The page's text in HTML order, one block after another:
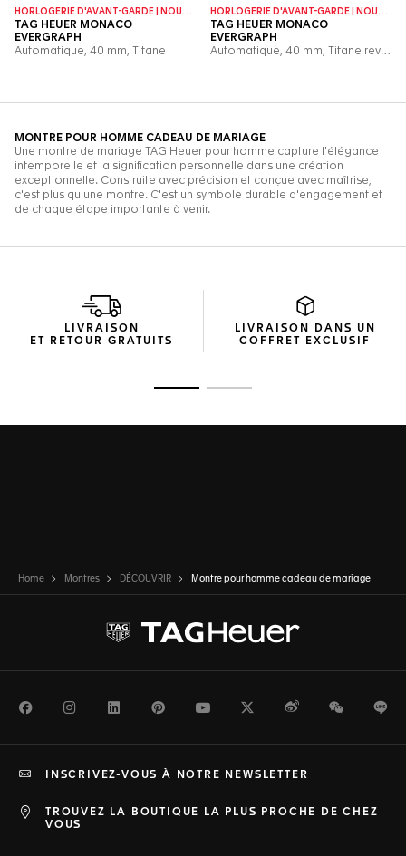
LIVRAISON
ET RETOUR GRATUITS
LIVRAISON DANS UN
COFFRET EXCLUSIF
Home Montres DÉCOUVRIR Montre pour homme cadeau de mariage
FacebookInstagramLinkedInPinterestYoutubeTwitterWeiboWeChat
TROUVEZ LA BOUTIQUE LA PLUS PROCHE DE CHEZ
VOUS
INSCRIVEZ-VOUS À NOTRE NEWSLETTER